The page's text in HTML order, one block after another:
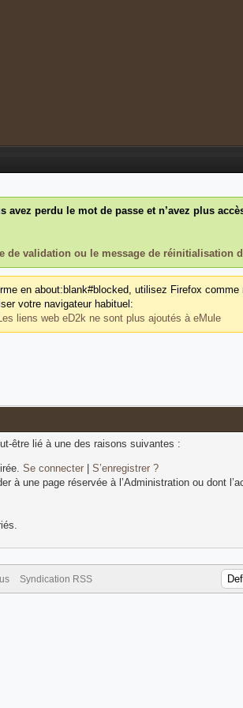
perdu le mot de passe et n’avez plus
de validation ou le message de réinitialisation
en about:blank#blocked, utilisez Firefox
votre navigateur habituel:
liens web eD2k ne sont plus ajoutés à eMule
être lié à une des raisons suivantes :
Se connecter| S’enregistrer ?
à une page réservée à l’Administration ou dont
Syndication RSS